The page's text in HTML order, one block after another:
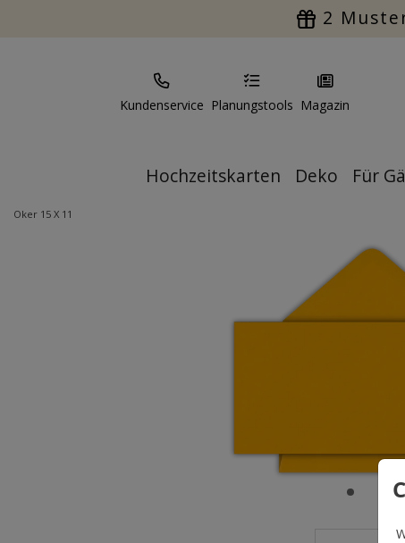
2
Kundenservice Planungstools Magazin
Hochzeitskarten Deko Für
Oker 15 X 11